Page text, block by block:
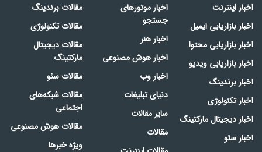
اخبار اینترنت
اخبار بازاریابی ایمیل
اخبار بازاریابی محتوا
اخبار بازاریابی ویدیو
اخبار برندینگ
اخبار تکنولوژی
اخبار دیجیتال مارکتینگ
اخبار سئو
اخبار موتورهای
جستجو
اخبار هنر
اخبار هوش مصنوعی
اخبار وب
دنیای تبلیغات
سایر مقالات
مقالات
مقالات برندینگ
مقالات تکنولوژی
مقالات دیجیتال
مارکتینگ
مقالات سئو
مقالات شبکه‌های
اجتماعی
مقالات هوش مصنوعی
ویژه خبرها